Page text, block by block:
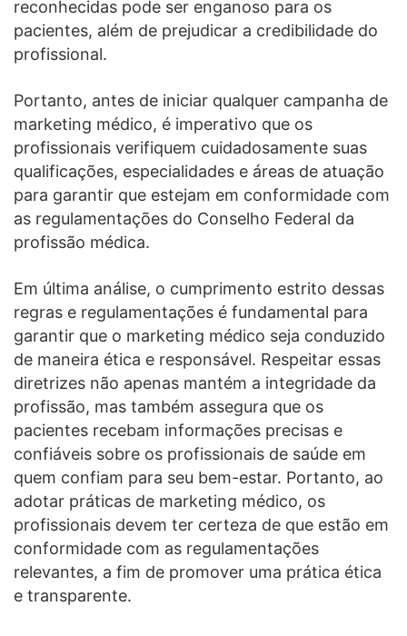
reconhecidas pode ser enganoso para os
pacientes, além de prejudicar a credibilidade do
profissional.
Portanto, antes de iniciar qualquer campanha de
marketing médico, é imperativo que os
profissionais verifiquem cuidadosamente suas
qualificações, especialidades e áreas de atuação
para garantir que estejam em conformidade com
as regulamentações do Conselho Federal da
profissão médica.
Em última análise, o cumprimento estrito dessas
regras e regulamentações é fundamental para
garantir que o marketing médico seja conduzido
de maneira ética e responsável. Respeitar essas
diretrizes não apenas mantém a integridade da
profissão, mas também assegura que os
pacientes recebam informações precisas e
confiáveis sobre os profissionais de saúde em
quem confiam para seu bem-estar. Portanto, ao
adotar práticas de marketing médico, os
profissionais devem ter certeza de que estão em
conformidade com as regulamentações
relevantes, a fim de promover uma prática ética
e transparente.